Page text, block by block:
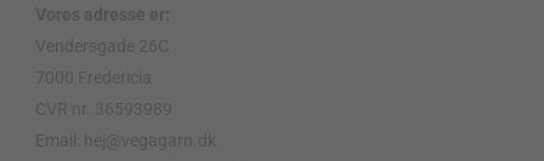
Vores adresse er:
Vendersgade 26C
7000 Fredericia
CVR nr. 36593989
Email: hej@vegagarn.dk